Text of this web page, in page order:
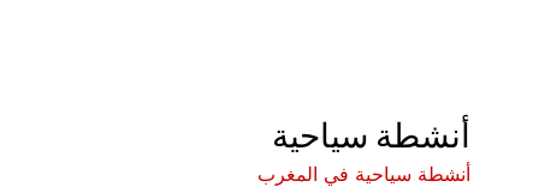
أنشطة سياحية
أنشطة سياحية في المغرب